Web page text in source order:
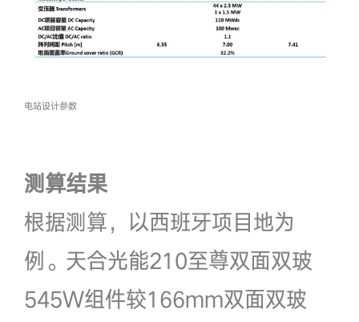
电站设计参数
测算结果
根据测算，以西班牙项目地为
例。天合光能210至尊双面双玻
545W组件较166mm双面双玻